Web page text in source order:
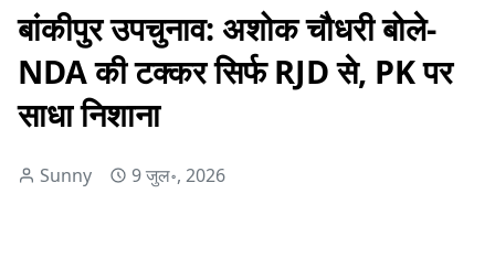
बांकीपुर उपचुनाव: अशोक चौधरी बोले-
NDA की टक्कर सिर्फ RJD से, PK पर
साधा निशाना
Sunny 9 जुल॰, 2026